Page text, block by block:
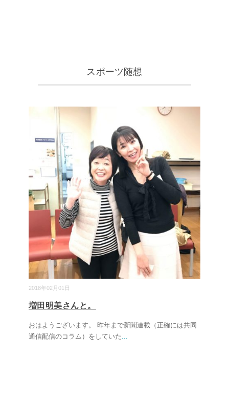
スポーツ随想
2018年02月01日
増田明美さんと。
おはようございます。 昨年まで新聞連載（正確には共同
通信配信のコラム）をしていた...